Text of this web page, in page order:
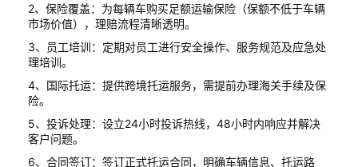
2、保险覆盖：为每辆车购买足额运输保险（保额不低于车辆
市场价值），理赔流程清晰透明。
3、员工培训：定期对员工进行安全操作、服务规范及应急处
理培训。
4、国际托运：提供跨境托运服务，需提前办理海关手续及保
险。
5、投诉处理：设立24小时投诉热线，48小时内响应并解决
客户问题。
6、合同签订：签订正式托运合同，明确车辆信息、托运路